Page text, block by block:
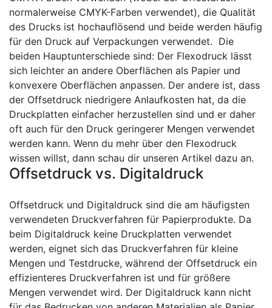
normalerweise CMYK-Farben verwendet), die Qualität
des Drucks ist hochauflösend und beide werden häufig
für den Druck auf Verpackungen verwendet. Die
beiden Hauptunterschiede sind: Der Flexodruck lässt
sich leichter an andere Oberflächen als Papier und
konvexere Oberflächen anpassen. Der andere ist, dass
der Offsetdruck niedrigere Anlaufkosten hat, da die
Druckplatten einfacher herzustellen sind und er daher
oft auch für den Druck geringerer Mengen verwendet
werden kann. Wenn du mehr über den Flexodruck
wissen willst, dann schau dir unseren Artikel dazu an.
Offsetdruck vs. Digitaldruck
Offsetdruck und Digitaldruck sind die am häufigsten
verwendeten Druckverfahren für Papierprodukte. Da
beim Digitaldruck keine Druckplatten verwendet
werden, eignet sich das Druckverfahren für kleine
Mengen und Testdrucke, während der Offsetdruck ein
effizienteres Druckverfahren ist und für größere
Mengen verwendet wird. Der Digitaldruck kann nicht